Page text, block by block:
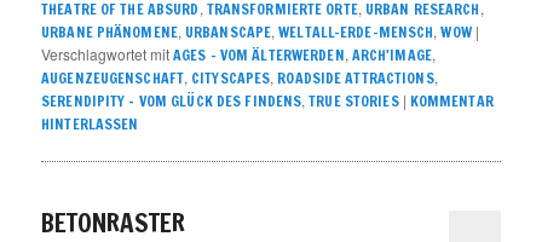
THEATRE OF THE ABSURD, TRANSFORMIERTE ORTE, URBAN RESEARCH,
URBANE PHÄNOMENE, URBANSCAPE,WELTALL-ERDE-MENSCH,WOW |
Verschlagwortet mitAGES - VOM ÄLTERWERDEN, ARCH'IMAGE,
AUGENZEUGENSCHAFT, CITYSCAPES, ROADSIDE ATTRACTIONS,
SERENDIPITY – VOM GLÜCK DES FINDENS,TRUE STORIES | KOMMENTAR
HINTERLASSEN
BETONRASTER